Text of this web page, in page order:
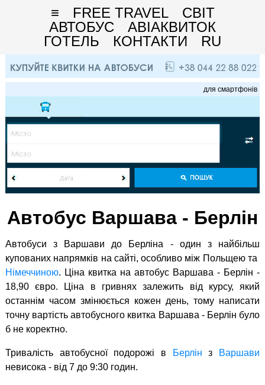
≡ FREE TRAVEL
СВІТ
АВТОБУС
АВІАКВИТОК
ГОТЕЛЬ
КОНТАКТИ RU
для смартфонів
Автобус Варшава - Берлін
Автобуси з Варшави до Берліна - один з найбільш
купованих напрямків на сайті, особливо між Польщею та
Німеччиною. Ціна квитка на автобус Варшава - Берлін -
18,90 євро. Ціна в гривнях залежить від курсу, який
останнім часом змінюється кожен день, тому написати
точну вартість автобусного квитка Варшава - Берлін було
б не коректно.
Тривалість автобусної подорожі в Берлін з
Варшави
невисока - від 7 до 9:30 годин.